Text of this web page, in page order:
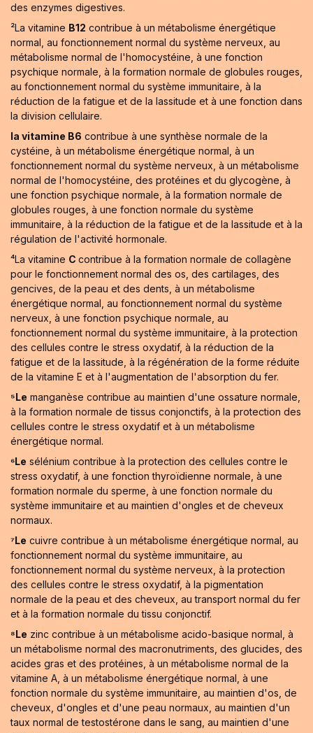
des enzymes digestives.
²La vitamine B12 contribue à un métabolisme énergétique
normal, au fonctionnement normal du système nerveux, au
métabolisme normal de l'homocystéine, à une fonction
psychique normale, à la formation normale de globules rouges,
au fonctionnement normal du système immunitaire, à la
réduction de la fatigue et de la lassitude et à une fonction dans
la division cellulaire.
la vitamine B6 contribue à une synthèse normale de la
cystéine, à un métabolisme énergétique normal, à un
fonctionnement normal du système nerveux, à un métabolisme
normal de l'homocystéine, des protéines et du glycogène, à
une fonction psychique normale, à la formation normale de
globules rouges, à une fonction normale du système
immunitaire, à la réduction de la fatigue et de la lassitude et à la
régulation de l'activité hormonale.
⁴La vitamine C contribue à la formation normale de collagène
pour le fonctionnement normal des os, des cartilages, des
gencives, de la peau et des dents, à un métabolisme
énergétique normal, au fonctionnement normal du système
nerveux, à une fonction psychique normale, au
fonctionnement normal du système immunitaire, à la protection
des cellules contre le stress oxydatif, à la réduction de la
fatigue et de la lassitude, à la régénération de la forme réduite
de la vitamine E et à l'augmentation de l'absorption du fer.
⁵Le manganèse contribue au maintien d'une ossature normale,
à la formation normale de tissus conjonctifs, à la protection des
cellules contre le stress oxydatif et à un métabolisme
énergétique normal.
⁶Le sélénium contribue à la protection des cellules contre le
stress oxydatif, à une fonction thyroïdienne normale, à une
formation normale du sperme, à une fonction normale du
système immunitaire et au maintien d'ongles et de cheveux
normaux.
⁷Le cuivre contribue à un métabolisme énergétique normal, au
fonctionnement normal du système immunitaire, au
fonctionnement normal du système nerveux, à la protection
des cellules contre le stress oxydatif, à la pigmentation
normale de la peau et des cheveux, au transport normal du fer
et à la formation normale du tissu conjonctif.
⁸Le zinc contribue à un métabolisme acido-basique normal, à
un métabolisme normal des macronutriments, des glucides, des
acides gras et des protéines, à un métabolisme normal de la
vitamine A, à un métabolisme énergétique normal, à une
fonction normale du système immunitaire, au maintien d'os, de
cheveux, d'ongles et d'une peau normaux, au maintien d'un
taux normal de testostérone dans le sang, au maintien d'une